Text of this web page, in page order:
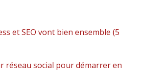
et SEO vont bien ensemble (5
réseau social pour démarrer en